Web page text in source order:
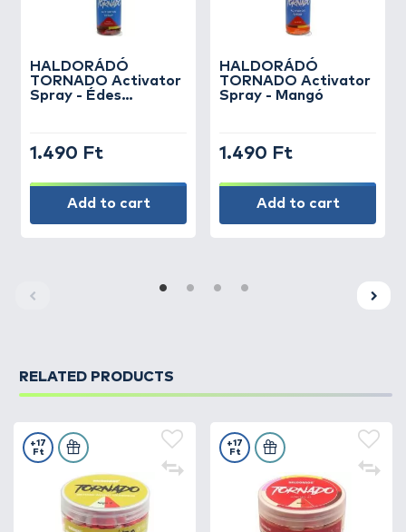
HALDORÁDÓ
TORNADO Activator
Spray - Édes
1.490 Ft
Add to cart
HALDORÁDÓ
TORNADO Activator
Spray - Mangó
1.490 Ft
Add to cart
RELATED PRODUCTS
+17
Ft
+17
Ft